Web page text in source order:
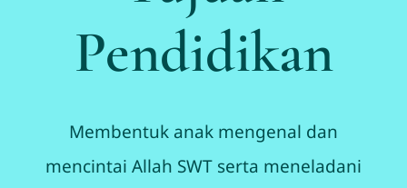
Pendidikan
Membentuk anak mengenal dan
mencintai Allah SWT serta meneladani